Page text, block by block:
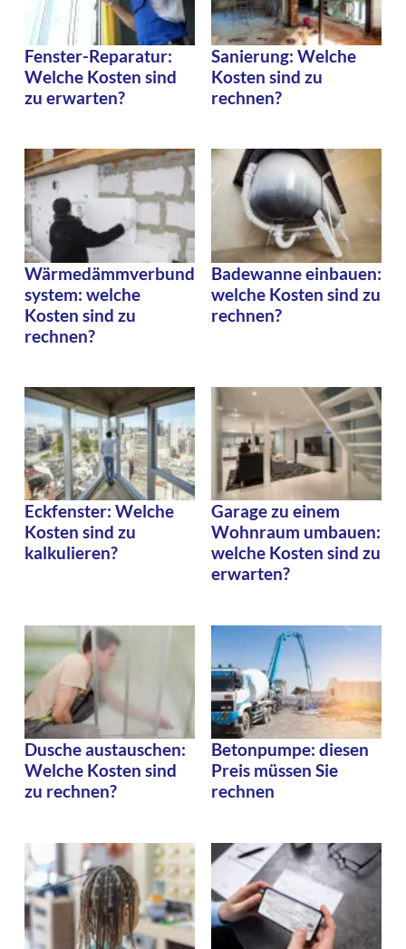
Fenster-Reparatur:
Welche Kosten sind
zu erwarten?
Sanierung: Welche
Kosten sind zu
rechnen?
Wärmedämmverbund
system: welche
Kosten sind zu
rechnen?
Badewanne einbauen:
welche Kosten sind zu
rechnen?
Eckfenster: Welche
Kosten sind zu
kalkulieren?
Garage zu einem
Wohnraum umbauen:
welche Kosten sind zu
erwarten?
Dusche austauschen:
Welche Kosten sind
zu rechnen?
Betonpumpe: diesen
Preis müssen Sie
rechnen